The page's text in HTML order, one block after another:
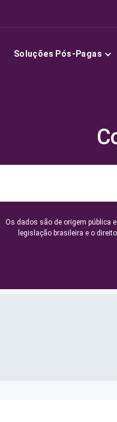
Soluções Pós-Pagas
Os dados são de origem pública
legislação brasileira e o